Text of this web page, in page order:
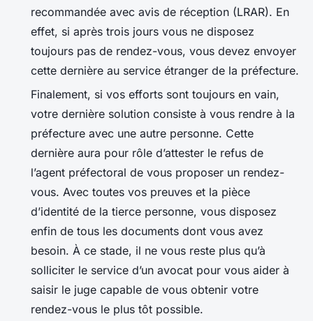
recommandée avec avis de réception (LRAR). En
effet, si après trois jours vous ne disposez
toujours pas de rendez-vous, vous devez envoyer
cette dernière au service étranger de la préfecture.
Finalement, si vos efforts sont toujours en vain,
votre dernière solution consiste à vous rendre à la
préfecture avec une autre personne. Cette
dernière aura pour rôle d’attester le refus de
l’agent préfectoral de vous proposer un rendez-
vous. Avec toutes vos preuves et la pièce
d’identité de la tierce personne, vous disposez
enfin de tous les documents dont vous avez
besoin. À ce stade, il ne vous reste plus qu’à
solliciter le service d’un avocat pour vous aider à
saisir le juge capable de vous obtenir votre
rendez-vous le plus tôt possible.